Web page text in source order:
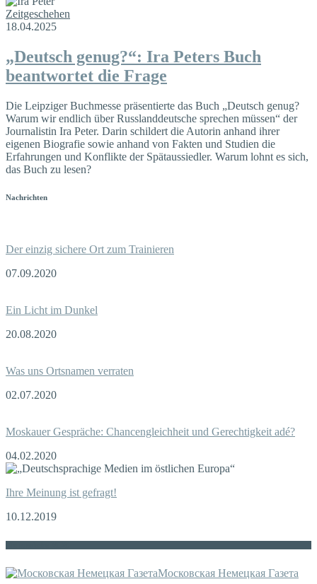
Zeitgeschehen
18.04.2025
„Deutsch genug?“: Ira Peters Buch
beantwortet die Frage
Die Leipziger Buchmesse präsentierte das Buch „Deutsch genug?
Warum wir endlich über Russlanddeutsche sprechen müssen“ der
Journalistin Ira Peter. Darin schildert die Autorin anhand ihrer
eigenen Biografie sowie anhand von Fakten und Studien die
Erfahrungen und Konflikte der Spätaussiedler. Warum lohnt es sich,
das Buch zu lesen?
Nachrichten
Der einzig sichere Ort zum Trainieren
07.09.2020
Ein Licht im Dunkel
20.08.2020
Was uns Ortsnamen verraten
02.07.2020
Moskauer Gespräche: Chancengleichheit und Gerechtigkeit adé?
04.02.2020
Ihre Meinung ist gefragt!
10.12.2019
Московская Немецкая Газета